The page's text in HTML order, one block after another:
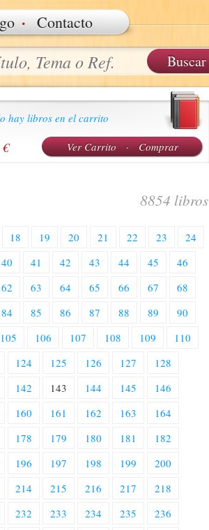
· Contacto
hay libros en el carrito
Ver Carrito · Comprar
8854 libros
18 19 20 21 22 23
24
40 41 42 43 44 45
46
62 63 64 65 66 67
68
84 85 86 87 88 89
90
105 106 107 108 109
110
124 125 126 127
128
142 143 144 145
146
160 161 162 163
164
178 179 180 181
182
196 197 198 199
200
214 215 216 217
218
232 233 234 235
236